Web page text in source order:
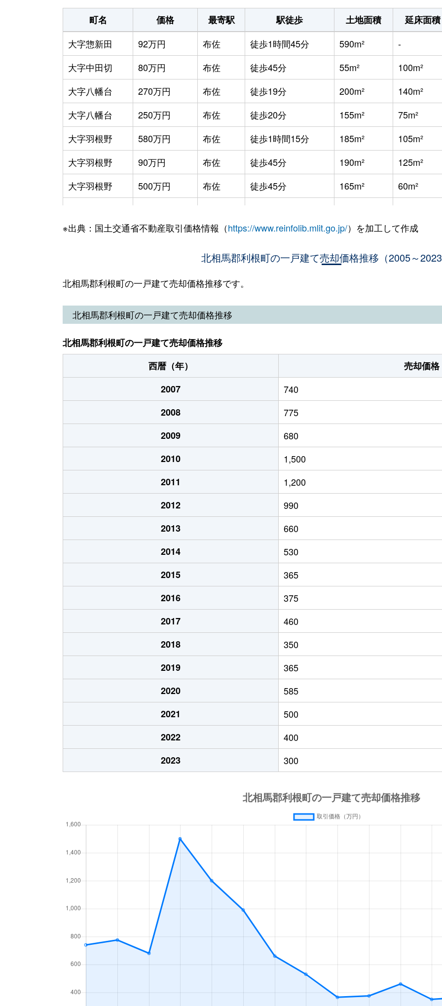
町名 価格 最寄駅 駅徒歩 土地面積 延床面積
大字惣新田
92万円 布佐 徒歩1時間45分 590m² -
大字中田切
80万円 布佐 徒歩45分 55m² 100m²
大字八幡台
270万円 布佐 徒歩19分 200m² 140m²
大字八幡台
250万円 布佐 徒歩20分 155m² 75m²
大字羽根野
580万円 布佐 徒歩1時間15分 185m² 105m²
大字羽根野
90万円 布佐 徒歩45分 190m² 125m²
大字羽根野
500万円 布佐 徒歩45分 165m² 60m²
大字羽根野
150万円 布佐 徒歩45分 260m² 85m²
布佐 徒歩45分 185m² 80m²
大字布川
1,500万円 布佐
大字布川
300万円 布佐 徒歩23分 165m² 90m²
大字布川
450万円 布佐 徒歩23分 190m² 105m²
大字布川
320万円 布佐 徒歩18分 700m² -
大字布川
18万円 布佐 徒歩21分 175m² 85m²
大字布川
450万円 布佐 徒歩24分 190m² 100m²
大字布川
1,200万円 布佐 徒歩20分 195m² 100m²
大字布川
300万円 布佐 徒歩23分 150m² 95m²
大字布川
80万円 布佐 徒歩45分 145m² 100m²
大字布川
1,000万円 布佐 徒歩16分 450m² 85m²
大字布川
180万円 布佐 徒歩23分 210m² 105m²
大字布川
120万円 布佐 徒歩25分 280m² 95m²
もえぎ野台
800万円 布佐 徒歩45分 220m² 100m²
もえぎ野台
2,700万円 布佐 徒歩45分 200m² 95m²
※出典：国土交通省不動産取引価格情報（https://www.reinfolib.mlit.go.jp/）を加工して作成
北相馬郡利根町の一戸建て売却価格推移（2005～2023
北相馬郡利根町の一戸建て売却価格推移です。
北相馬郡利根町の一戸建て売却価格推移
北相馬郡利根町の一戸建て売却価格推移
西暦（年）
売却価格
2007
740
2008
775
2009
680
2010
1,500
2011
1,200
2012
990
2013
660
2014
530
2015
365
2016
375
2017
460
2018
350
2019
365
2020
585
2021
500
2022
400
2023
300